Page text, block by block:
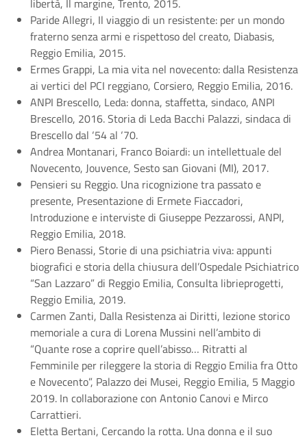
libertà, Il margine, Trento, 2015.
Paride Allegri, Il viaggio di un resistente: per un mondo
fraterno senza armi e rispettoso del creato, Diabasis,
Reggio Emilia, 2015.
Ermes Grappi, La mia vita nel novecento: dalla Resistenza
ai vertici del PCI reggiano, Corsiero, Reggio Emilia, 2016.
ANPI Brescello, Leda: donna, staffetta, sindaco, ANPI
Brescello, 2016. Storia di Leda Bacchi Palazzi, sindaca di
Brescello dal ‘54 al ‘70.
Andrea Montanari, Franco Boiardi: un intellettuale del
Novecento, Jouvence, Sesto san Giovani (MI), 2017.
Pensieri su Reggio. Una ricognizione tra passato e
presente, Presentazione di Ermete Fiaccadori,
Introduzione e interviste di Giuseppe Pezzarossi, ANPI,
Reggio Emilia, 2018.
Piero Benassi, Storie di una psichiatria viva: appunti
biografici e storia della chiusura dell’Ospedale Psichiatrico
“San Lazzaro” di Reggio Emilia, Consulta librieprogetti,
Reggio Emilia, 2019.
Carmen Zanti, Dalla Resistenza ai Diritti, lezione storico
memoriale a cura di Lorena Mussini nell’ambito di
“Quante rose a coprire quell’abisso… Ritratti al
Femminile per rileggere la storia di Reggio Emilia fra Otto
e Novecento”, Palazzo dei Musei, Reggio Emilia, 5 Maggio
2019. In collaborazione con Antonio Canovi e Mirco
Carrattieri.
Eletta Bertani, Cercando la rotta. Una donna e il suo